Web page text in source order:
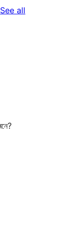
See all